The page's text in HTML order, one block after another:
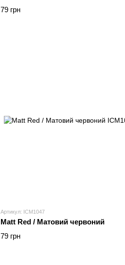
79 грн
Артикул: ICM1047
Matt Red / Матовий червоний
79 грн